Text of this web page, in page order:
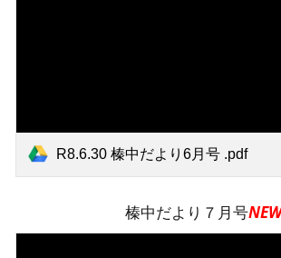
R8.6.30 榛中だより6月号 .pdf
榛中だより７月号NEW